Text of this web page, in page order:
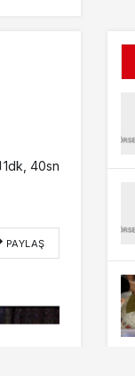
1dk, 40sn
PAYLAŞ